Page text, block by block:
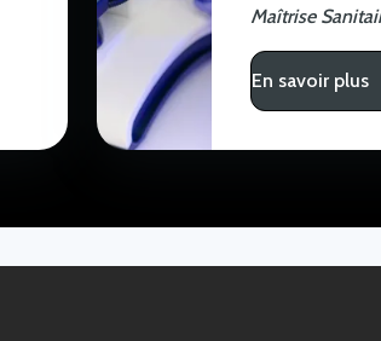
Maîtrise
En savoir plus